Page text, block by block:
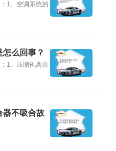
1、空调系统的
么回事？
1、压缩机离合
器不吸合故